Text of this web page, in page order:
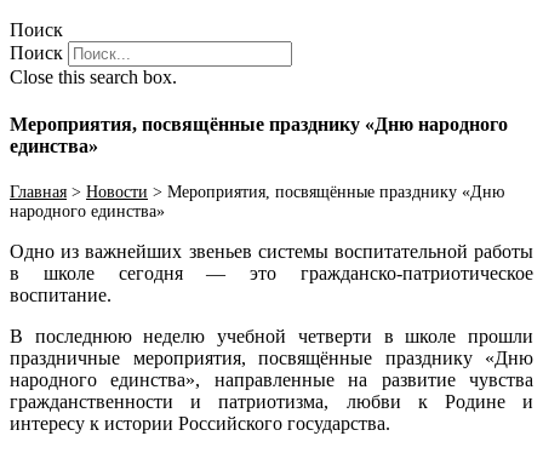
Поиск
Поиск
Close this search box.
Мероприятия, посвящённые празднику «Дню народного
единства»
Главная > Новости > Мероприятия, посвящённые празднику «Дню
народного единства»
Одно из важнейших звеньев системы воспитательной работы
в школе сегодня — это гражданско-патриотическое
воспитание.
В последнюю неделю учебной четверти в школе прошли
праздничные мероприятия, посвящённые празднику «Дню
народного единства», направленные на развитие чувства
гражданственности и патриотизма, любви к Родине и
интересу к истории Российского государства.